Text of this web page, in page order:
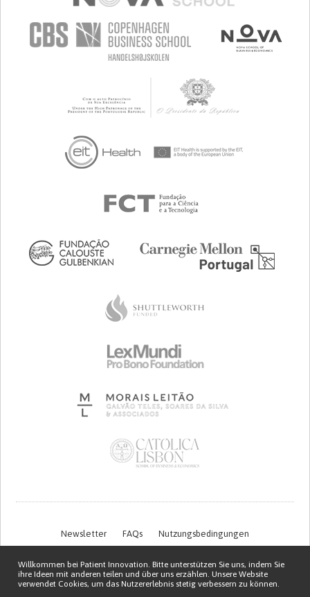
Newsletter FAQs Nutzungsbedingungen
Datenschutzerklärung Kontakt
Willkommen bei Patient Innovation. Bitte unterstützen Sie uns, indem Sie
ihre Ideen mit anderen teilen und über uns erzählen. Unsere Website
verwendet Cookies, um das Nutzererlebnis stetig verbessern zu können.